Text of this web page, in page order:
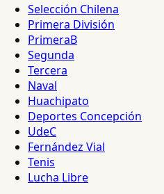
Selección Chilena
Primera División
PrimeraB
Segunda
Tercera
Naval
Huachipato
Deportes Concepción
UdeC
Fernández Vial
Tenis
Lucha Libre